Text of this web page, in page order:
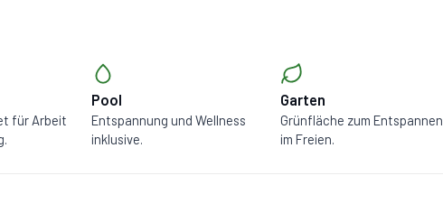
für Arbeit
Pool
Entspannung und Wellness
inklusive.
Garten
Grünfläche zum Entspannen
im Freien.